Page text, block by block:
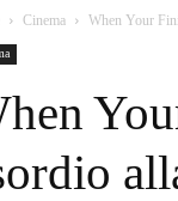
Cinema When Your